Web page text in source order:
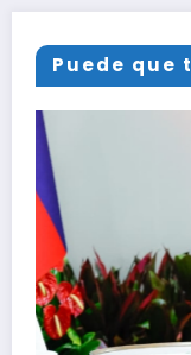
Puede que